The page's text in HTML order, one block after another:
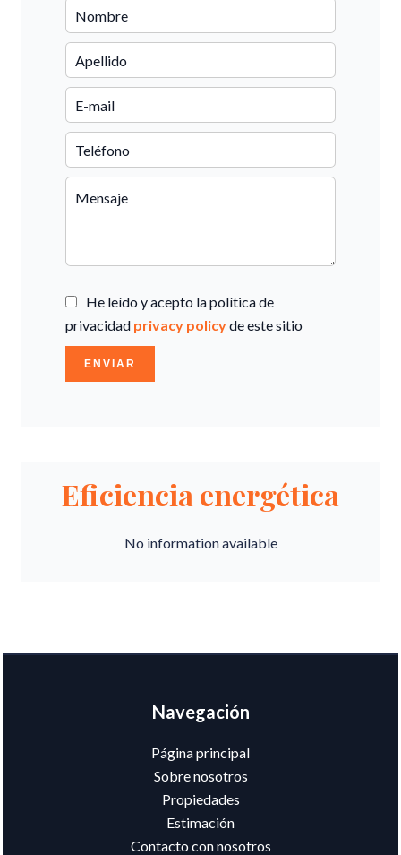
He leído y acepto la política de
privacidad privacy policyde este sitio
ENVIAR
Eficiencia energética
No information available
Navegación
Página principal
Sobre nosotros
Propiedades
Estimación
Contacto con nosotros